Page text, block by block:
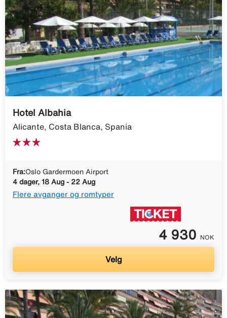
Hotel Albahia
Alicante, Costa Blanca, Spania
Fra:Oslo Gardermoen Airport
4 dager, 18 Aug - 22 Aug
Flere avganger og romtyper
4 930 NOK
Velg